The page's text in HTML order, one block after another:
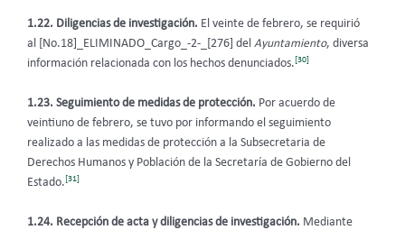
1.22. Diligencias de investigación. El veinte de febrero, se requirió
al
[No.18]_ELIMINADO_Cargo_-2-_[276] del Ayuntamiento, diversa
información relacionada con los hechos denunciados.[30]
1.23. Seguimiento de medidas de protección. Por acuerdo de
veintiuno de febrero, se tuvo por informando el seguimiento
realizado a las medidas de protección a la Subsecretaria de
Derechos Humanos y Población de la Secretaría de Gobierno del
Estado.[31]
1.24. Recepción de acta y diligencias de investigación. Mediante